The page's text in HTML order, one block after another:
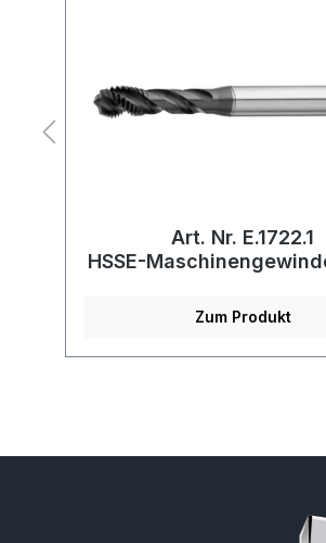
Art. Nr. E.1722.1
HSSE-
Zum Produkt